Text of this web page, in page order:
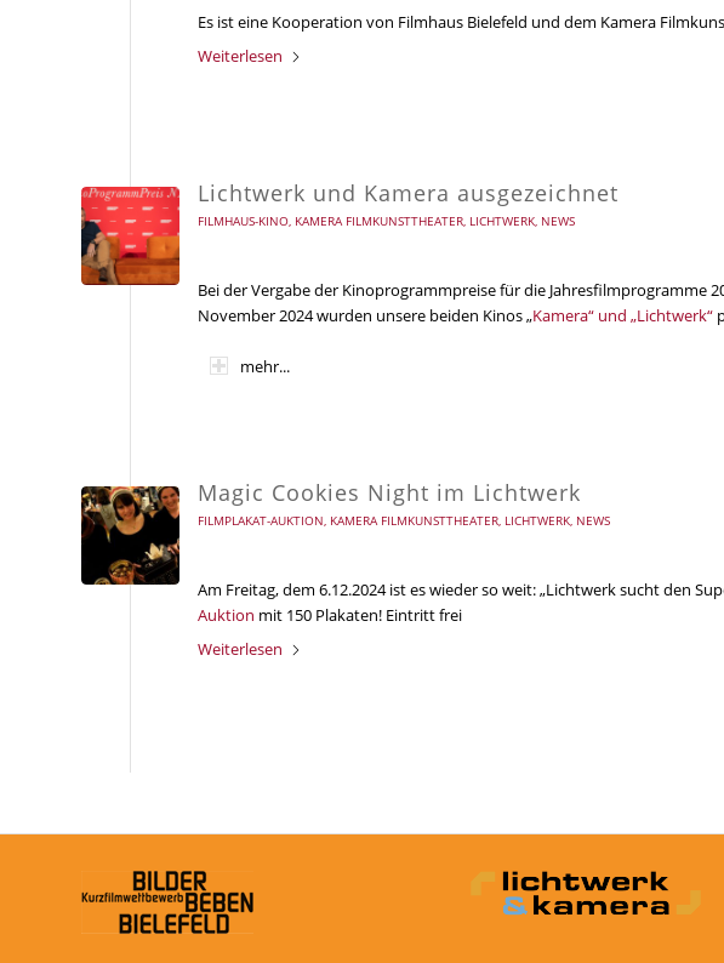
Es ist eine Kooperation von Filmhaus Bielefeld und dem Kamera
Weiterlesen
Lichtwerk und Kamera ausgezeichnet
FILMHAUS-KINO KAMERA FILMKUNSTTHEATER LICHTWERK NEWS
Bei der Vergabe der Kinoprogrammpreise für die Jahresfilmprogramme
November 2024 wurden unsere beiden Kinos „Kamera“ und „Lichtwerk“
mehr...
Magic Cookies Night im Lichtwerk
FILMPLAKAT-AUKTION, KAMERA FILMKUNSTTHEATER, LICHTWERK, NEWS
Am Freitag, dem 6.12.2024 ist es wieder so weit: „Lichtwerk sucht den
Auktion mit 150 Plakaten! Eintritt frei
Weiterlesen